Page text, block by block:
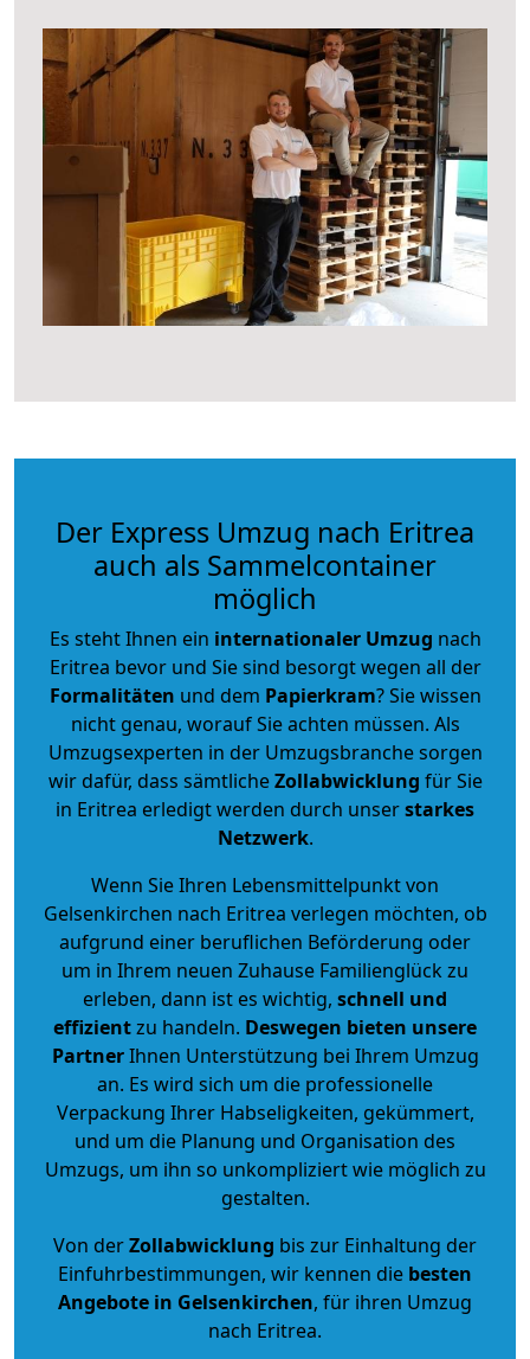
Der Express Umzug nach Eritrea
auch als Sammelcontainer
möglich
Es steht Ihnen ein internationaler Umzug nach
Eritrea bevor und Sie sind besorgt wegen all der
Formalitäten und dem Papierkram? Sie wissen
nicht genau, worauf Sie achten müssen. Als
Umzugsexperten in der Umzugsbranche sorgen
wir dafür, dass sämtlicheZollabwicklung für Sie
in Eritrea erledigt werden durch unserstarkes
Netzwerk.
Wenn Sie Ihren Lebensmittelpunkt von
Gelsenkirchen nach Eritrea verlegen möchten, ob
aufgrund einer beruflichen Beförderung oder
um in Ihrem neuen Zuhause Familienglück zu
erleben, dann ist es wichtig, schnell und
effizientzu handeln. Deswegen bieten unsere
PartnerIhnen Unterstützung bei Ihrem Umzug
an. Es wird sich um die professionelle
Verpackung Ihrer Habseligkeiten, gekümmert,
und um die Planung und Organisation des
Umzugs, um ihn so unkompliziert wie möglich zu
gestalten.
Von derZollabwicklung bis zur Einhaltung der
Einfuhrbestimmungen, wir kennen die besten
Angebote in Gelsenkirchen, für ihren Umzug
nach Eritrea.